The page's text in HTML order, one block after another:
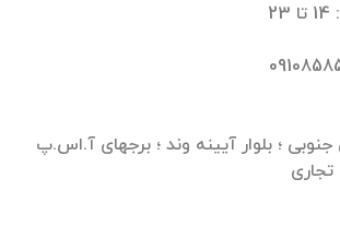
؛ بلوار آیینه وند ؛ برجهای آ.اس.پ